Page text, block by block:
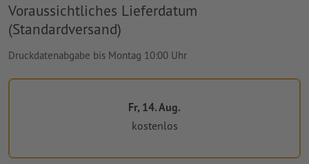
Voraussichtliches Lieferdatum
(Standardversand)
Druckdatenabgabe bis Montag 10:00 Uhr
Fr, 14. Aug.
kostenlos